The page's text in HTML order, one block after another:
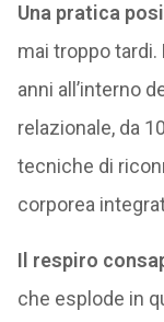
Una pratica
mai troppo
anni all’interno
relazionale, da
tecniche di
corporea
Il respiro
che esplode in